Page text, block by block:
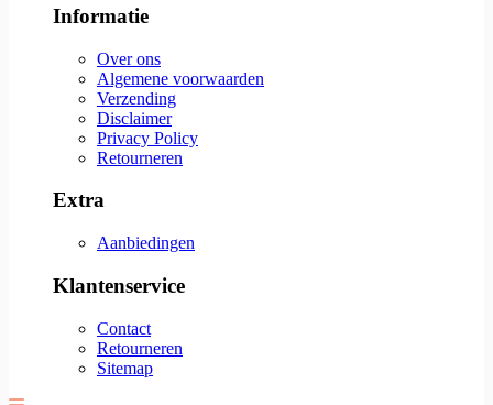
Informatie
Over ons
Algemene voorwaarden
Verzending
Disclaimer
Privacy Policy
Retourneren
Extra
Aanbiedingen
Klantenservice
Contact
Retourneren
Sitemap